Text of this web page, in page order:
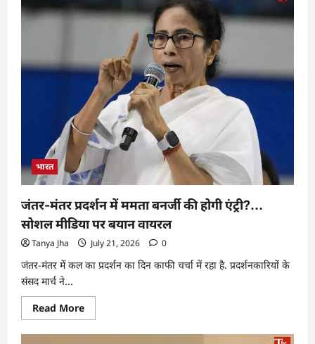
भारत
जंतर-मंतर प्रदर्शन में ममता बनर्जी की होगी एंट्री?…
सोशल मीडिया पर बयान वायरल
Tanya Jha July 21, 2026 0
जंतर-मंतर में कल का प्रदर्शन का दिन काफी चर्चा में रहा है. प्रदर्शनकारियों के
संसद मार्च ने...
Read More